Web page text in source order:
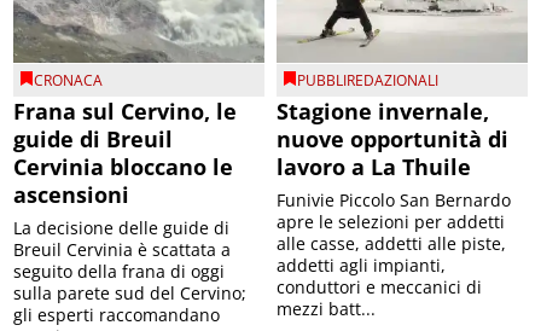
CRONACA
Frana sul Cervino, le
guide di Breuil
Cervinia bloccano le
ascensioni
La decisione delle guide di
Breuil Cervinia è scattata a
seguito della frana di oggi
sulla parete sud del Cervino;
gli esperti raccomandano
PUBBLIREDAZIONALI
Stagione invernale,
nuove opportunità di
lavoro a La Thuile
Funivie Piccolo San Bernardo
apre le selezioni per addetti
alle casse, addetti alle piste,
addetti agli impianti,
conduttori e meccanici di
mezzi batt...